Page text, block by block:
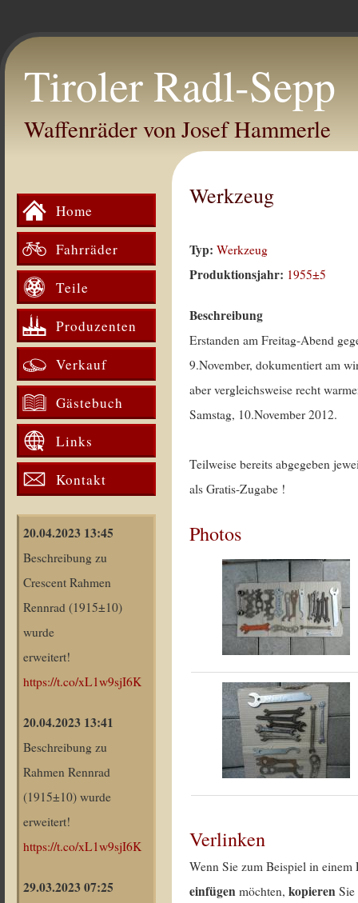
Tiroler Radl-Sepp
Waffenräder von Josef Hammerle
Home
Fahrräder
Teile
Produzenten
Verkauf
Gästebuch
Links
Kontakt
20.04.2023 13:45
Beschreibung zu
Crescent Rahmen
Rennrad (1915±10)
wurde
erweitert!
https://t.co/xL1w9sjI6K
20.04.2023 13:41
Beschreibung zu
Rahmen Rennrad
(1915±10) wurde
erweitert!
https://t.co/xL1w9sjI6K
29.03.2023 07:25
Werkzeug
Typ:Werkzeug
Produktionsjahr: 1955±5
Beschreibung
Erstanden am Freitag-Abend
9.November, dokumentiert am
aber vergleichsweise recht
Samstag, 10.November 2012.
Teilweise bereits abgegeben
als Gratis-Zugabe !
Photos
Verlinken
Wenn Sie zum Beispiel in
einfügen möchten,kopieren